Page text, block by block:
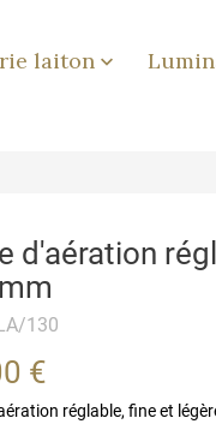
laiton 
d'aération
130
€
réglable, fine et